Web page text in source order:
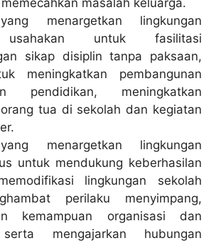
masalah keluarga.
menargetkan lingkungan
usahakan untuk fasilitasi
sikap disiplin tanpa paksaan,
meningkatkan pembangunan
pendidikan, meningkatkan
tua di sekolah dan kegiatan
menargetkan lingkungan
untuk mendukung keberhasilan
lingkungan sekolah
perilaku menyimpang,
kemampuan organisasi dan
mengajarkan hubungan